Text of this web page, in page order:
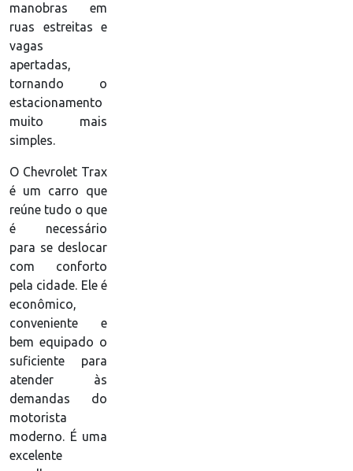
manobras em
ruas estreitas e
vagas
apertadas,
tornando o
estacionamento
muito mais
simples.
O Chevrolet Trax
é um carro que
reúne tudo o que
é necessário
para se deslocar
com conforto
pela cidade. Ele é
econômico,
conveniente e
bem equipado o
suficiente para
atender às
demandas do
motorista
moderno. É uma
excelente